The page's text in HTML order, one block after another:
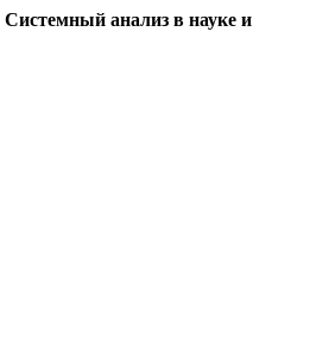
Системный анализ в науке и